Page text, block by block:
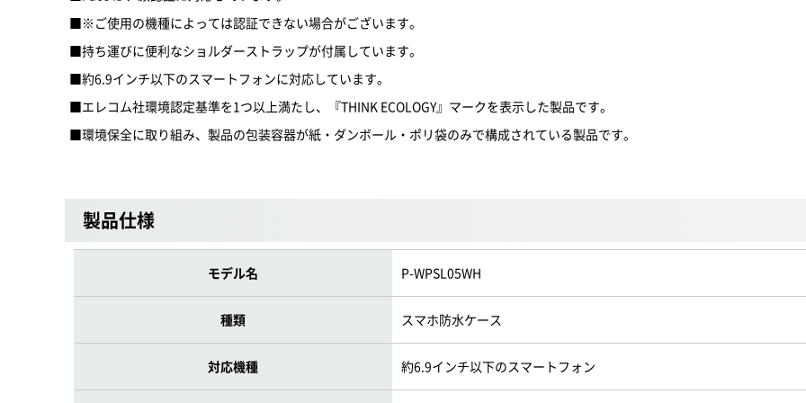
■※ご使用の機種によっては認証できない場合がございます。
■持ち運びに便利なショルダーストラップが付属しています。
■約6.9インチ以下のスマートフォンに対応しています。
■エレコム社環境認定基準を1つ以上満たし、『THINK ECOLOGY』マークを表示した製品です。
■環境保全に取り組み、製品の包装容器が紙・ダンボール・ポリ袋のみで構成されている製品です。
製品仕様
モデル名 P-WPSL05WH
種類 スマホ防水ケース
対応機種 約6.9インチ以下のスマートフォン